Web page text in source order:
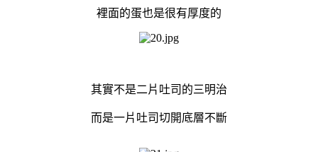
裡面的蛋也是很有厚度的
其實不是二片吐司的三明治
而是一片吐司切開底層不斷